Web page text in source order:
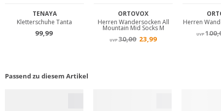
Passend zu diesem Artikel